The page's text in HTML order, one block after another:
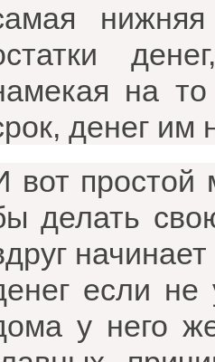
нижняя
на
денег им
вот простой
делать
если не
у него